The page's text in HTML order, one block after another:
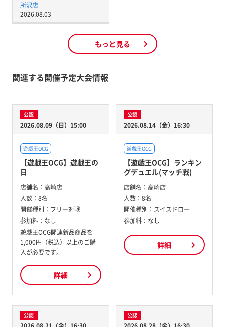
所沢店
2026.08.03
もっと見る
関連する開催予定大会情報
公認
2026.08.09（日）15:00
遊戯王OCG
【遊戯王OCG】遊戯王の
日
店舗名： 高崎店
人数： 8名
開催種別： フリー対戦
参加料： なし
遊戯王OCG関連新品商品を
1,000円（税込）以上のご購
入が必要です。
詳細
公認
2026.08.14（金）16:30
遊戯王OCG
【遊戯王OCG】ランキン
グデュエル(マッチ戦)
店舗名： 高崎店
人数： 8名
開催種別： スイスドロー
参加料： なし
詳細
公認 公認